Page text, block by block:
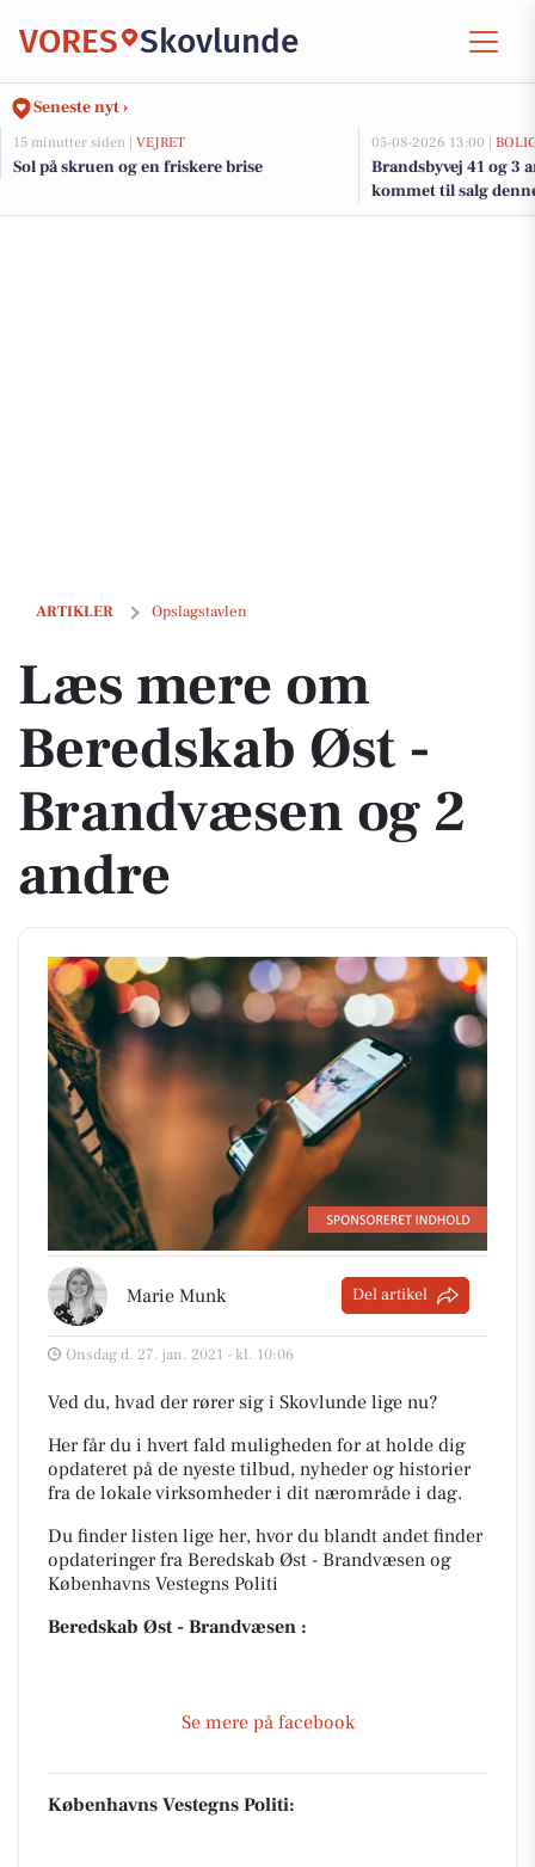
VORES Skovlunde
Seneste nyt ›
15 minutter siden | VEJRET
Sol på skruen og en friskere brise
05-08-2026 13:00 |
Brandsbyvej 41 og 3
kommet til salg
boligerne her.
ARTIKLER Opslagstavlen
Læs mere om Beredskab Øst - Brandvæsen og 2 andre
Læs mere om
Beredskab Øst -
Brandvæsen og 2
andre
Marie Munk Del artikel
Onsdag d. 27. jan. 2021 - kl. 10:06
Ved du, hvad der rører sig i Skovlunde lige nu?
Her får du i hvert fald muligheden for at holde dig
opdateret på de nyeste tilbud, nyheder og historier
fra de lokale virksomheder i dit nærområde i dag.
Du finder listen lige her, hvor du blandt andet finder
opdateringer fra Beredskab Øst - Brandvæsen og
Københavns Vestegns Politi
Beredskab Øst - Brandvæsen :
Se mere på facebook
Københavns Vestegns Politi: